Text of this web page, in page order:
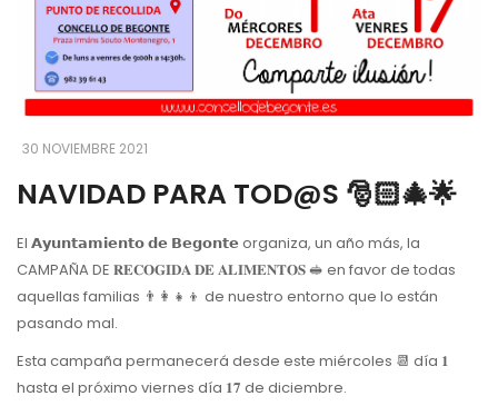
30 NOVIEMBRE 2021
NAVIDAD PARA TOD@S 🎅🏻🎄🌟
El 𝗔𝘆𝘂𝗻𝘁𝗮𝗺𝗶𝗲𝗻𝘁𝗼 𝗱𝗲 𝗕𝗲𝗴𝗼𝗻𝘁𝗲 organiza, un año más, la
CAMPAÑA DE 𝐑𝐄𝐂𝐎𝐆𝐈𝐃𝐀 𝐃𝐄 𝐀𝐋𝐈𝐌𝐄𝐍𝐓𝐎𝐒 🥪 en favor de todas
aquellas familias 👨‍👩‍👧‍👦 de nuestro entorno que lo están
pasando mal.
Esta campaña permanecerá desde este miércoles 📆 día 𝟏
hasta el próximo viernes día 𝟏𝟕 de diciembre.